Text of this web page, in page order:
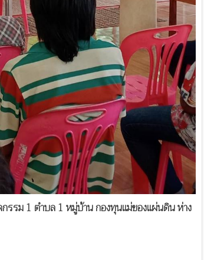
รรม 1 ตำบล 1 หมู่บ้าน กองทุนแม่ของแผ่นดิน ห่าง